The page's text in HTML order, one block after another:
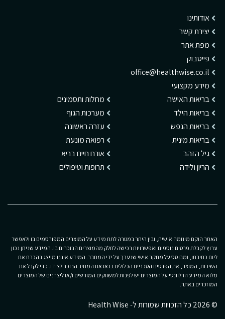
אודותינו
יצירת קשר
מפת אתר
פייסבוק
office@healthwise.co.il
מידע מקצועי
בריאות האישה
בריאות הילד
בריאות הנפש
בריאות מינית
גיל הזהב
הריון ולידה
מחלות ותסמינים
מערכות הגוף
עזרה ראשונה
רפואה מונעת
אורח חיים בריא
תרופות וטיפולים
האתר הוקם מיוזמה אישית, ובין היתר במטרה לתת מידע על המוצרים המפורסמים בו ולאפשר
ערוץ לקבלת פרטים נוספים ואפשרויות רכישה לחלק מהמוצרים הנזכרים בו. המידע שניתן נכון
ליום כתיבתו, ומבוסס על מחקר אישי שנערך על ידי המחבר. המידע איננו מייצג בהכרח את
השירות, המוצר, את הפרטים הטכניים הכלולים בו או את המחיר הנזכר לצידו. כדי לקבל את
מלוא המידע הרלוונטי על המוצרים יש לפנות למשווקים המורשים ו/או ליצרנים של המוצרים
המוזכרים באתר.
© 2026 כל הזכויות שמורות ל- Health Wise